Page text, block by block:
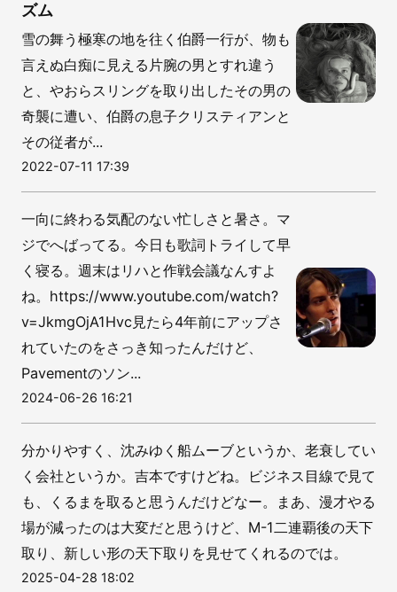
ズム
雪の舞う極寒の地を往く伯爵一行が、物も
言えぬ白痴に見える片腕の男とすれ違う
と、やおらスリングを取り出したその男の
奇襲に遭い、伯爵の息子クリスティアンと
その従者が...
2022-07-11 17:39
一向に終わる気配のない忙しさと暑さ。マ
ジでへばってる。今日も歌詞トライして早
く寝る。週末はリハと作戦会議なんすよ
ね。https://www.youtube.com/watch?
v=JkmgOjA1Hvc見たら4年前にアップさ
れていたのをさっき知ったんだけど、
Pavementのソン...
2024-06-26 16:21
分かりやすく、沈みゆく船ムーブというか、老衰してい
く会社というか。吉本ですけどね。ビジネス目線で見て
も、くるまを取ると思うんだけどなー。まあ、漫才やる
場が減ったのは大変だと思うけど、M-1二連覇後の天下
取り、新しい形の天下取りを見せてくれるのでは。
2025-04-28 18:02